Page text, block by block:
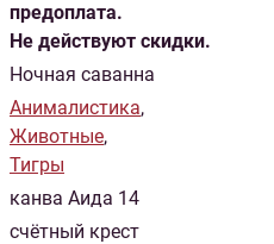
предоплата.
Не действуют скидки.
Ночная саванна
Анималистика,
Животные,
Тигры
канва Аида 14
счётный крест